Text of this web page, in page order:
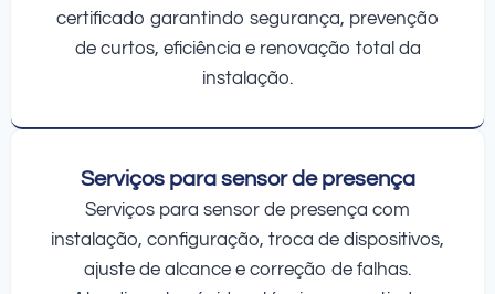
certificado garantindo segurança, prevenção
de curtos, eficiência e renovação total da
instalação.
Serviços para sensor de presença
Serviços para sensor de presença com
instalação, configuração, troca de dispositivos,
ajuste de alcance e correção de falhas.